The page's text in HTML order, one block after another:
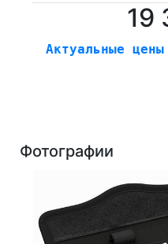
19
Актуальные
Фотографии